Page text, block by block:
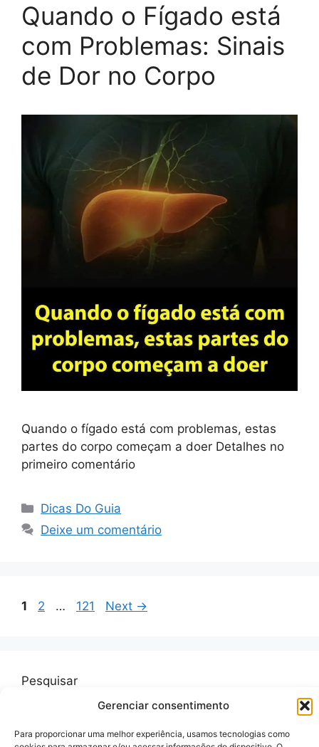
Gerenciar consentimento
Para proporcionar uma melhor experiência, usamos tecnologias como
Quando o Fígado está
com Problemas: Sinais
de Dor no Corpo
Quando o fígado está com problemas, estas
partes do corpo começam a doer Detalhes no
primeiro comentário
Categorias
Dicas Do Guia
Deixe um comentário
Page
1 Page
2 … Page
121 Next →
Pesquisar
Pesquisar